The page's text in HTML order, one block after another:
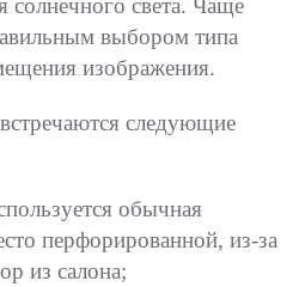
выбором типа
изображения.
следующие
обычная
перфорированной, из-за
из салона;